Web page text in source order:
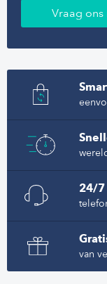
Vraag
24/7
van